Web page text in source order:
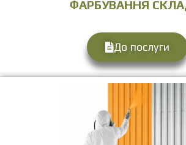
ФАРБУВАННЯ
До послуги